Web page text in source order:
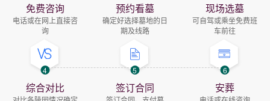
免费咨询
电话或在网上直接咨
询
预约看墓
确定好选择墓地的日
期及线路
现场选墓
可自驾或乘坐免费班
车前往
4
综合对比
5
签订合同
6
安葬